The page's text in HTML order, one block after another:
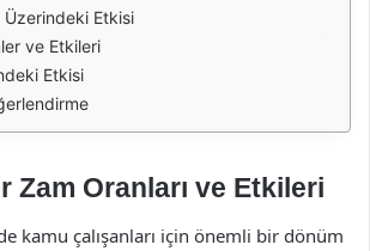
Üzerindeki Etkisi
ve Etkileri
Etkisi
Zam Oranları ve Etkileri
kamu çalışanları için önemli bir dönüm